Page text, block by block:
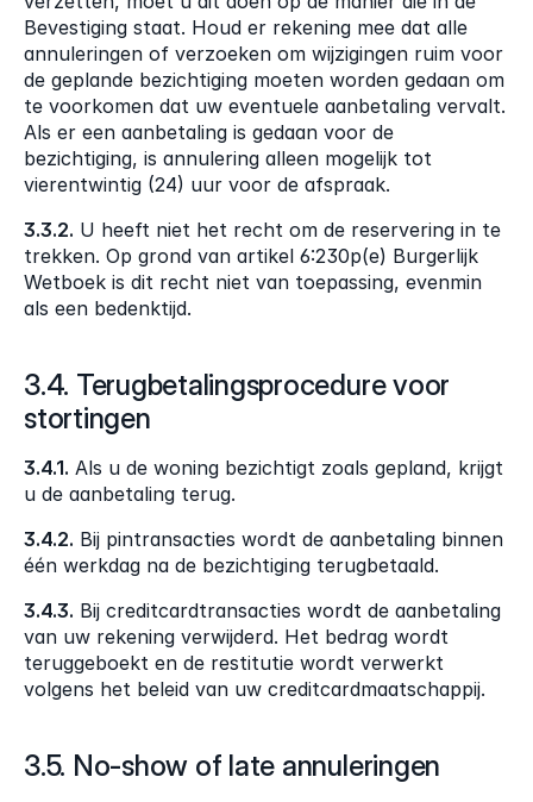
Bevestiging staat. Houd er rekening mee dat alle
annuleringen of verzoeken om wijzigingen ruim voor
de geplande bezichtiging moeten worden gedaan om
te voorkomen dat uw eventuele aanbetaling vervalt.
Als er een aanbetaling is gedaan voor de
bezichtiging, is annulering alleen mogelijk tot
vierentwintig (24) uur voor de afspraak.
3.3.2. U heeft niet het recht om de reservering in te
trekken. Op grond van artikel 6:230p(e) Burgerlijk
Wetboek is dit recht niet van toepassing, evenmin
als een bedenktijd.
3.4. Terugbetalingsprocedure voor
stortingen
3.4.1. Als u de woning bezichtigt zoals gepland, krijgt
u de aanbetaling terug.
3.4.2. Bij pintransacties wordt de aanbetaling binnen
één werkdag na de bezichtiging terugbetaald.
3.4.3. Bij creditcardtransacties wordt de aanbetaling
van uw rekening verwijderd. Het bedrag wordt
teruggeboekt en de restitutie wordt verwerkt
volgens het beleid van uw creditcardmaatschappij.
3.5. No-show of late annuleringen